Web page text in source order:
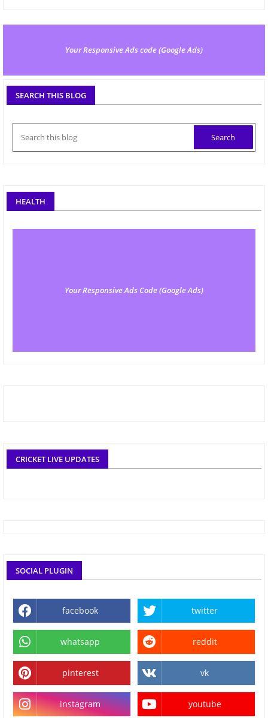
Your Responsive Ads code (Google Ads)
SEARCH THIS BLOG
HEALTH
Your Responsive Ads Code (Google Ads)
CRICKET LIVE UPDATES
SOCIAL PLUGIN
facebook twitter
whatsapp reddit
pinterest vk
instagram youtube